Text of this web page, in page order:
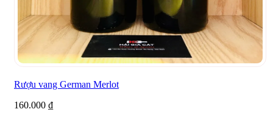
Rượu vang German Merlot
160.000 ₫